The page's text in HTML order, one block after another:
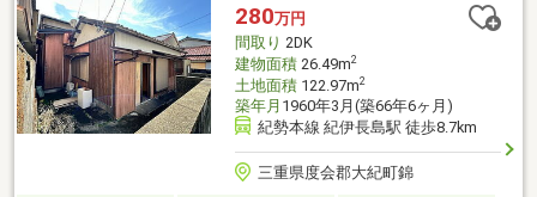
280万円
間取り 2DK
建物面積26.49m2
土地面積122.97m2
築年月 1960年3月(築66年6ヶ月)
紀勢本線 紀伊長島駅 徒歩8.7km
三重県度会郡大紀町錦